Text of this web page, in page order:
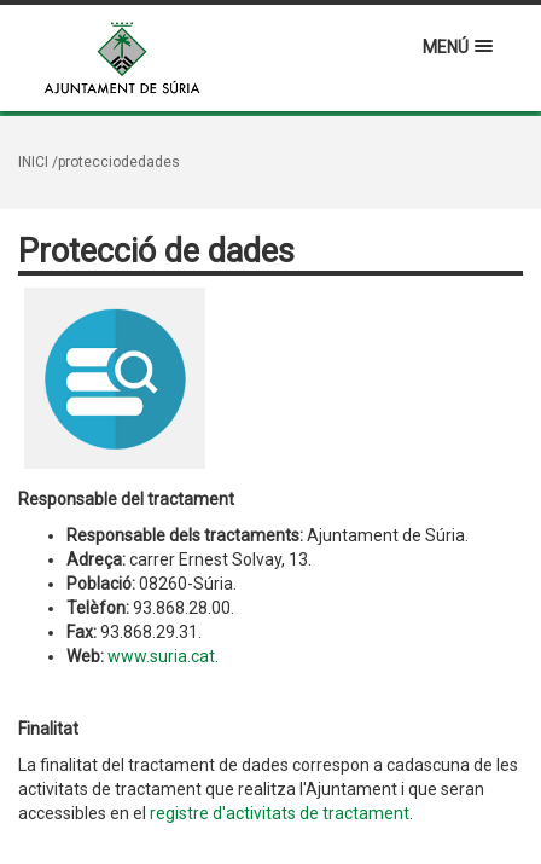
MENÚ
INICI /protecciodedades
Protecció de dades
Responsable del tractament
Responsable dels tractaments:Ajuntament de Súria.
Adreça:carrer Ernest Solvay, 13.
Població:08260-Súria.
Telèfon:93.868.28.00.
Fax:93.868.29.31.
Web:www.suria.cat
Finalitat
La finalitat del tractament de dades correspon a cadascuna de les
activitats de tractament que realitza l'Ajuntament i que seran
accessibles en el registre d'activitats de tractament